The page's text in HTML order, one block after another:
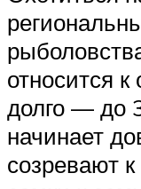
относится
долго — до
начинает
созревают